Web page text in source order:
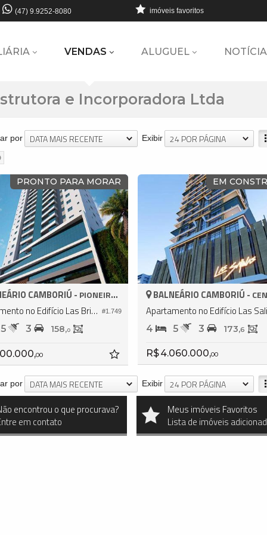
(47) 9.9252-8080 imóveis favoritos
VENDAS ALUGUEL
e Incorporadora Ltda
Exibir 24 POR PÁGINA
por DATA MAIS RECENTE
PRONTO PARA MORAR
#1.749
CAMBORIÚ - PIONEIROS
Apartamento no Edifício Las Brisas Residencial
5 3 158,0
00
EM
BALNEÁRIO CAMBORIÚ -
4 5 3 173,6
R$ 4.060.000,00
Exibir 24 POR PÁGINA
por DATA MAIS RECENTE
encontrou o que procurava?
em contato
Meus imóveis Favoritos
Lista de imóveis